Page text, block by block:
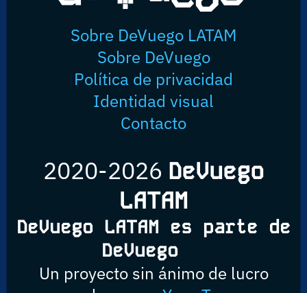
Sobre DeVuego LATAM
Sobre DeVuego
Política de privacidad
Identidad visual
Contacto
2020-2026 DeVuego
LATAM
DeVuego LATAM es parte de
DeVuego
Un proyecto sin ánimo de lucro